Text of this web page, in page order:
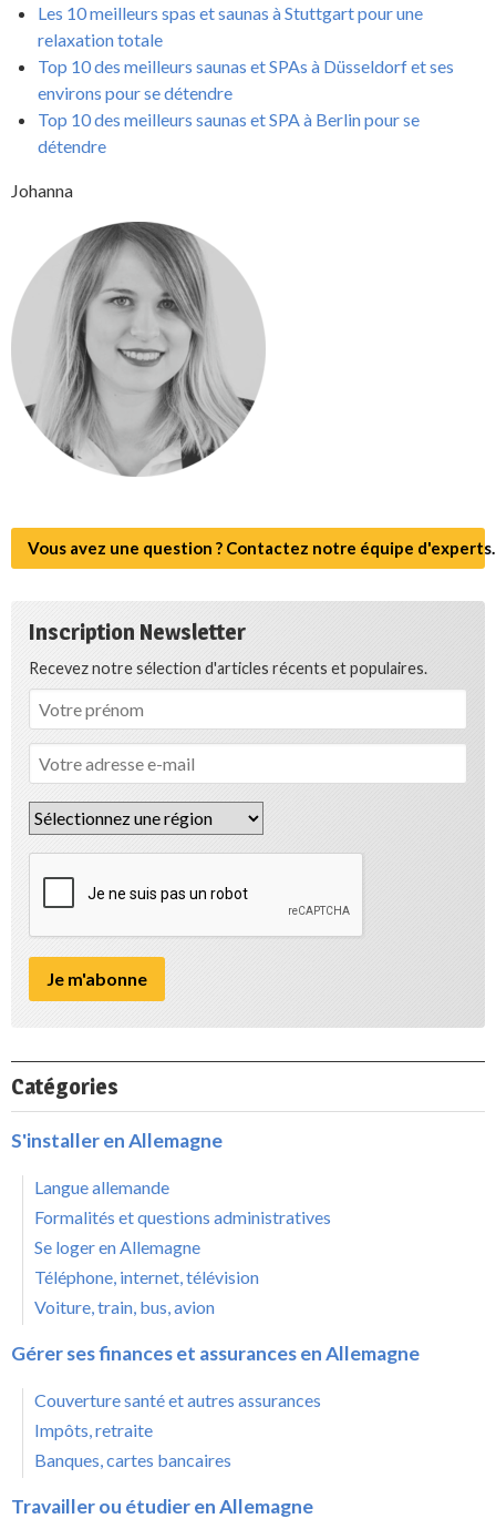
Les 10 meilleurs spas et saunas à Stuttgart pour une
relaxation totale
Top 10 des meilleurs saunas et SPAs à Düsseldorf et ses
environs pour se détendre
Top 10 des meilleurs saunas et SPA à Berlin pour se
détendre
Johanna
Vous avez une question ? Contactez notre équipe d'experts.
Inscription Newsletter
Recevez notre sélection d'articles récents et populaires.
Catégories
S'installer en Allemagne
Langue allemande
Formalités et questions administratives
Se loger en Allemagne
Téléphone, internet, télévision
Voiture, train, bus, avion
Gérer ses finances et assurances en Allemagne
Couverture santé et autres assurances
Impôts, retraite
Banques, cartes bancaires
Travailler ou étudier en Allemagne